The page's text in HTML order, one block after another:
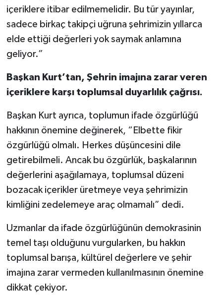
içeriklere itibar edilmemelidir. Bu tür yayınlar,
sadece birkaç takipçi uğruna şehrimizin yıllarca
elde ettiği değerleri yok saymak anlamına
geliyor.”
Başkan Kurt’tan, Şehrin imajına zarar veren
içeriklere karşı toplumsal duyarlılık çağrısı.
Başkan Kurt ayrıca, toplumun ifade özgürlüğü
hakkının önemine değinerek, “Elbette fikir
özgürlüğü olmalı. Herkes düşüncesini dile
getirebilmeli. Ancak bu özgürlük, başkalarının
değerlerini aşağılamaya, toplumsal düzeni
bozacak içerikler üretmeye veya şehrimizin
kimliğini zedelemeye araç olmamalı” dedi.
Uzmanlar da ifade özgürlüğünün demokrasinin
temel taşı olduğunu vurgularken, bu hakkın
toplumsal barışa, kültürel değerlere ve şehir
imajına zarar vermeden kullanılmasının önemine
dikkat çekiyor.